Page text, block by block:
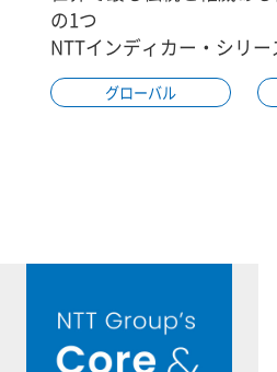
の1つ
NTTインディカー・シリー
グローバル